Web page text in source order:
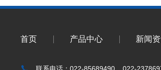
首页 产品中心 新闻
联系电话：022-85689490 022-